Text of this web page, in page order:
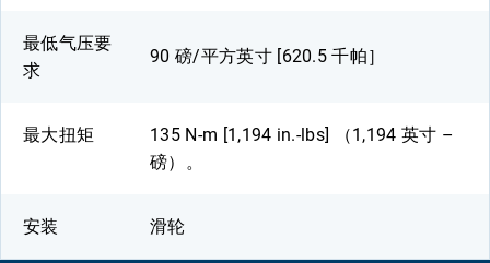
最低气压要
求
90 磅/平方英寸 [620.5 千帕］
最大扭矩
135 N-m [1,194 in.-lbs] （1,194 英寸 –
磅）。
安装 滑轮